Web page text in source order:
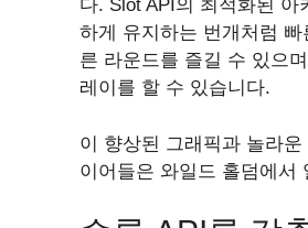
다. Slot API의 최적화된
하게 유지하는 번개처럼
른 라운드를 즐길 수 있으
레이를 할 수 있습니다.
이 향상된 그래픽과 놀라
이어들은 와일드 홀덤에서